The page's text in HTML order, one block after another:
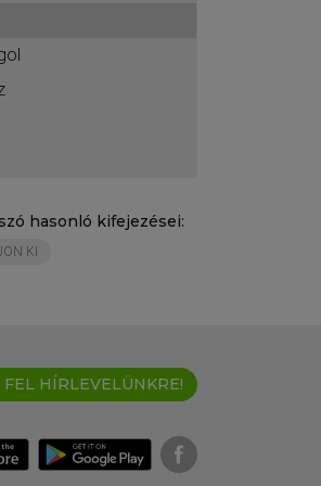
hasonló kifejezései:
KI
FEL HÍRLEVELÜNKRE!